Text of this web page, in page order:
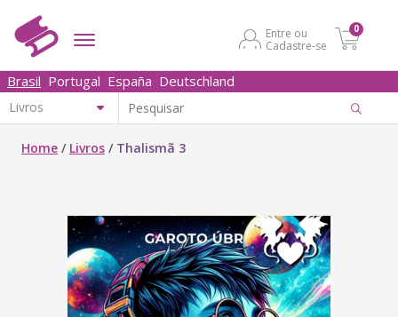
Entre ou
Cadastre-se
0
Brasil Portugal España Deutschland
Home / Livros / Thalismã 3